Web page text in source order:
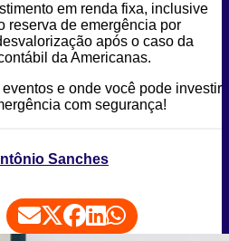
em renda fixa, inclusive
reserva de emergência por
após o caso da
da Americanas.
e onde você pode investir
com segurança!
Sanches